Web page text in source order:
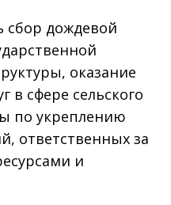
сбор дождевой
оказание
в сфере сельского
по укреплению
ответственных за
и